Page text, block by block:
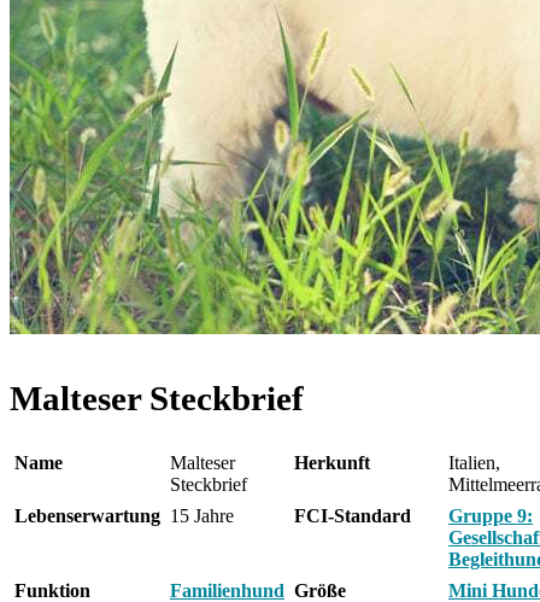
Malteser Steckbrief
Name
Malteser
Steckbrief
Herkunft
Italien,
Lebenserwartung 15 Jahre FCI-Standard
Gruppe 9:
Funktion
Familienhund Größe
Mini